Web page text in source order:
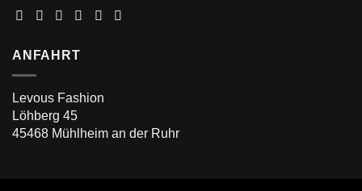
ANFAHRT
Levous Fashion
Löhberg 45
45468 Mühlheim an der Ruhr